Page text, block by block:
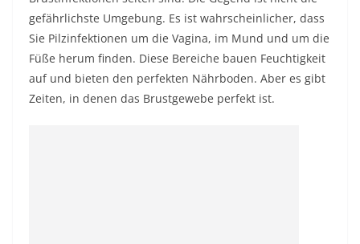
gefährlichste Umgebung. Es ist wahrscheinlicher, dass
Sie Pilzinfektionen um die Vagina, im Mund und um die
Füße herum finden. Diese Bereiche bauen Feuchtigkeit
auf und bieten den perfekten Nährboden. Aber es gibt
Zeiten, in denen das Brustgewebe perfekt ist.